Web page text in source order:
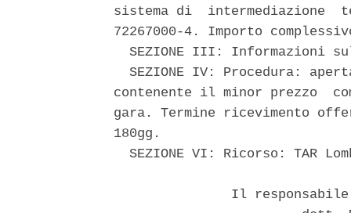
sistema di  intermediazione
72267000-4. Importo
SEZIONE III: Informazioni
SEZIONE IV: Procedura:
contenente il minor prezzo
gara. Termine ricevimento
180gg.
SEZIONE VI: Ricorso: TAR
Il